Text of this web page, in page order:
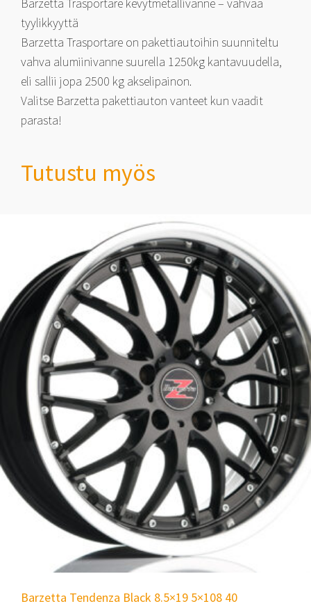
tyylikkyyttä
Barzetta Trasportare on pakettiautoihin suunniteltu
vahva alumiinivanne suurella 1250kg kantavuudella,
eli sallii jopa 2500 kg akselipainon.
Valitse Barzetta pakettiauton vanteet kun vaadit
parasta!
Tutustu myös
Barzetta Tendenza Black 8.5×19 5×108 40